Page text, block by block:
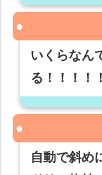
いくらなん
る！！！！
自動で斜め